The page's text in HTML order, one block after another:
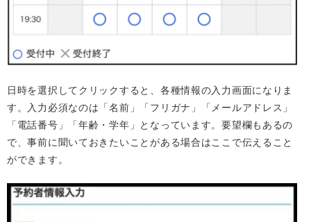
日時を選択してクリックすると、各種情報の入力画面になりま
す。入力必須なのは「名前」「フリガナ」「メールアドレス」
「電話番号」「年齢・学年」となっています。要望欄もあるの
で、事前に聞いておきたいことがある場合はここで伝えること
ができます。